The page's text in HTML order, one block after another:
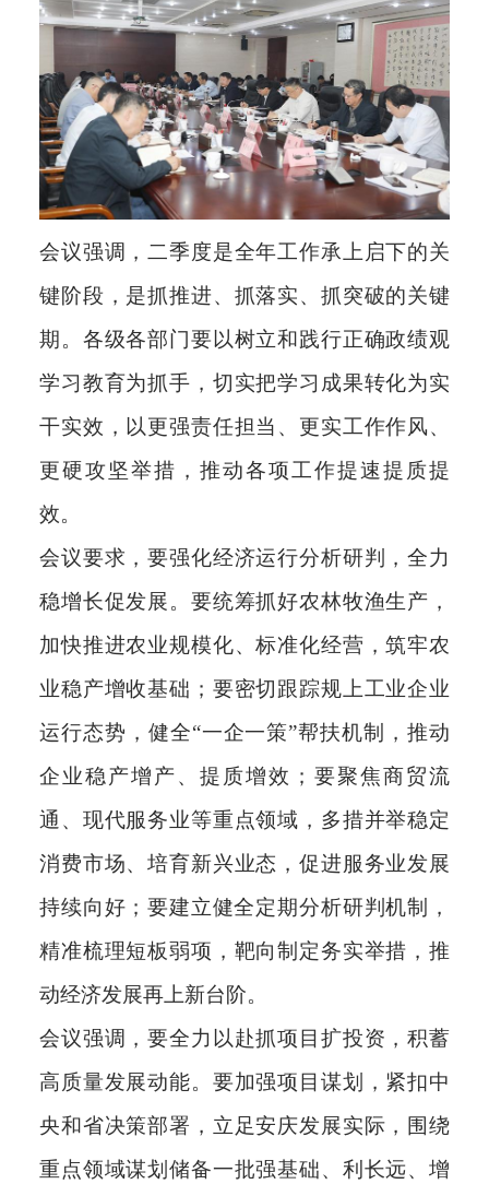
会议强调，二季度是全年工作承上启下的关
键阶段，是抓推进、抓落实、抓突破的关键
期。各级各部门要以树立和践行正确政绩观
学习教育为抓手，切实把学习成果转化为实
干实效，以更强责任担当、更实工作作风、
更硬攻坚举措，推动各项工作提速提质提
效。
会议要求，要强化经济运行分析研判，全力
稳增长促发展。要统筹抓好农林牧渔生产，
加快推进农业规模化、标准化经营，筑牢农
业稳产增收基础；要密切跟踪规上工业企业
运行态势，健全“一企一策”帮扶机制，推动
企业稳产增产、提质增效；要聚焦商贸流
通、现代服务业等重点领域，多措并举稳定
消费市场、培育新兴业态，促进服务业发展
持续向好；要建立健全定期分析研判机制，
精准梳理短板弱项，靶向制定务实举措，推
动经济发展再上新台阶。
会议强调，要全力以赴抓项目扩投资，积蓄
高质量发展动能。要加强项目谋划，紧扣中
央和省决策部署，立足安庆发展实际，围绕
重点领域谋划储备一批强基础、利长远、增